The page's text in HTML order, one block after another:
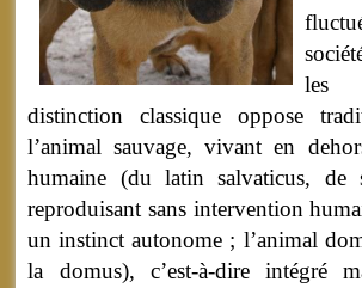
les
distinction classique oppose
l’animal sauvage, vivant en
humaine (du latin salvaticus, de
reproduisant sans intervention
un instinct autonome ; l’animal
la domus), c’est-à-dire intégré